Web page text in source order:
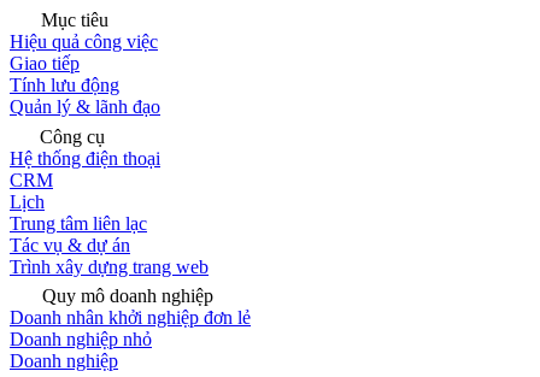
Mục tiêu
Hiệu quả công việc
Giao tiếp
Tính lưu động
Quản lý & lãnh đạo
Công cụ
Hệ thống điện thoại
CRM
Lịch
Trung tâm liên lạc
Tác vụ & dự án
Trình xây dựng trang web
Quy mô doanh nghiệp
Doanh nhân khởi nghiệp đơn lẻ
Doanh nghiệp nhỏ
Doanh nghiệp